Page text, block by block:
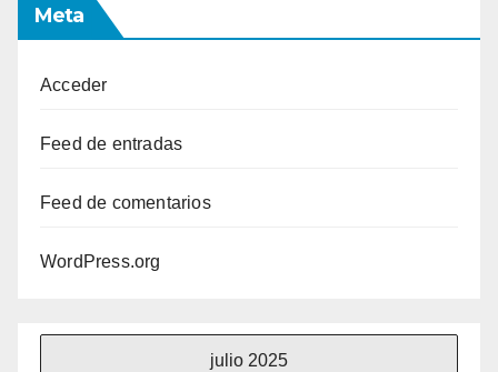
Meta
Acceder
Feed de entradas
Feed de comentarios
WordPress.org
julio 2025